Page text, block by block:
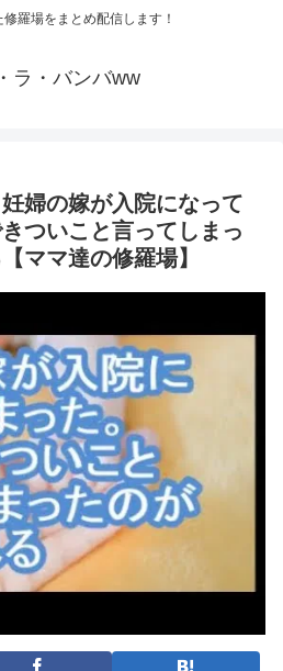
羅場をまとめ配信します！
ラ・バンバww
妊婦の嫁が入院になって
ついこと言ってしまっ
ママ達の修羅場】